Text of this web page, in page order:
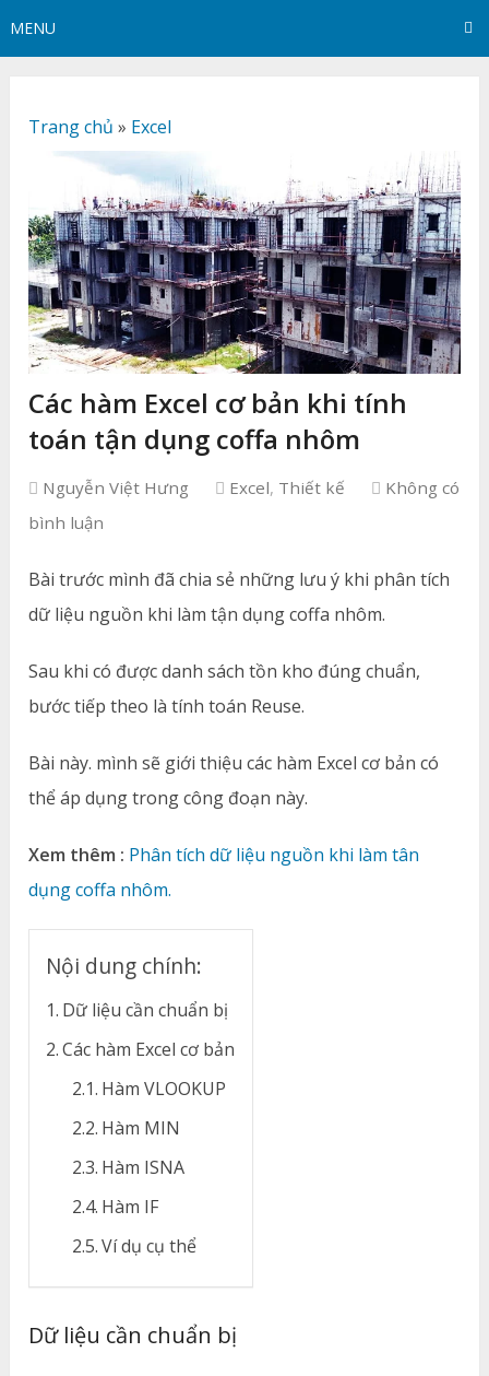
MENU
Trang chủ » Excel
Các hàm Excel cơ bản khi tính
toán tận dụng coffa nhôm
Nguyễn Việt Hưng Excel, Thiết kế
Không có
bình luận
Bài trước mình đã chia sẻ những lưu ý khi phân tích
dữ liệu nguồn khi làm tận dụng coffa nhôm.
Sau khi có được danh sách tồn kho đúng chuẩn,
bước tiếp theo là tính toán Reuse.
Bài này. mình sẽ giới thiệu các hàm Excel cơ bản có
thể áp dụng trong công đoạn này.
Xem thêm : Phân tích dữ liệu nguồn khi làm tân
dụng coffa nhôm.
Nội dung chính:
Dữ liệu cần chuẩn bị
Các hàm Excel cơ bản
Hàm VLOOKUP
Hàm MIN
Hàm ISNA
Hàm IF
Ví dụ cụ thể
Dữ liệu cần chuẩn bị